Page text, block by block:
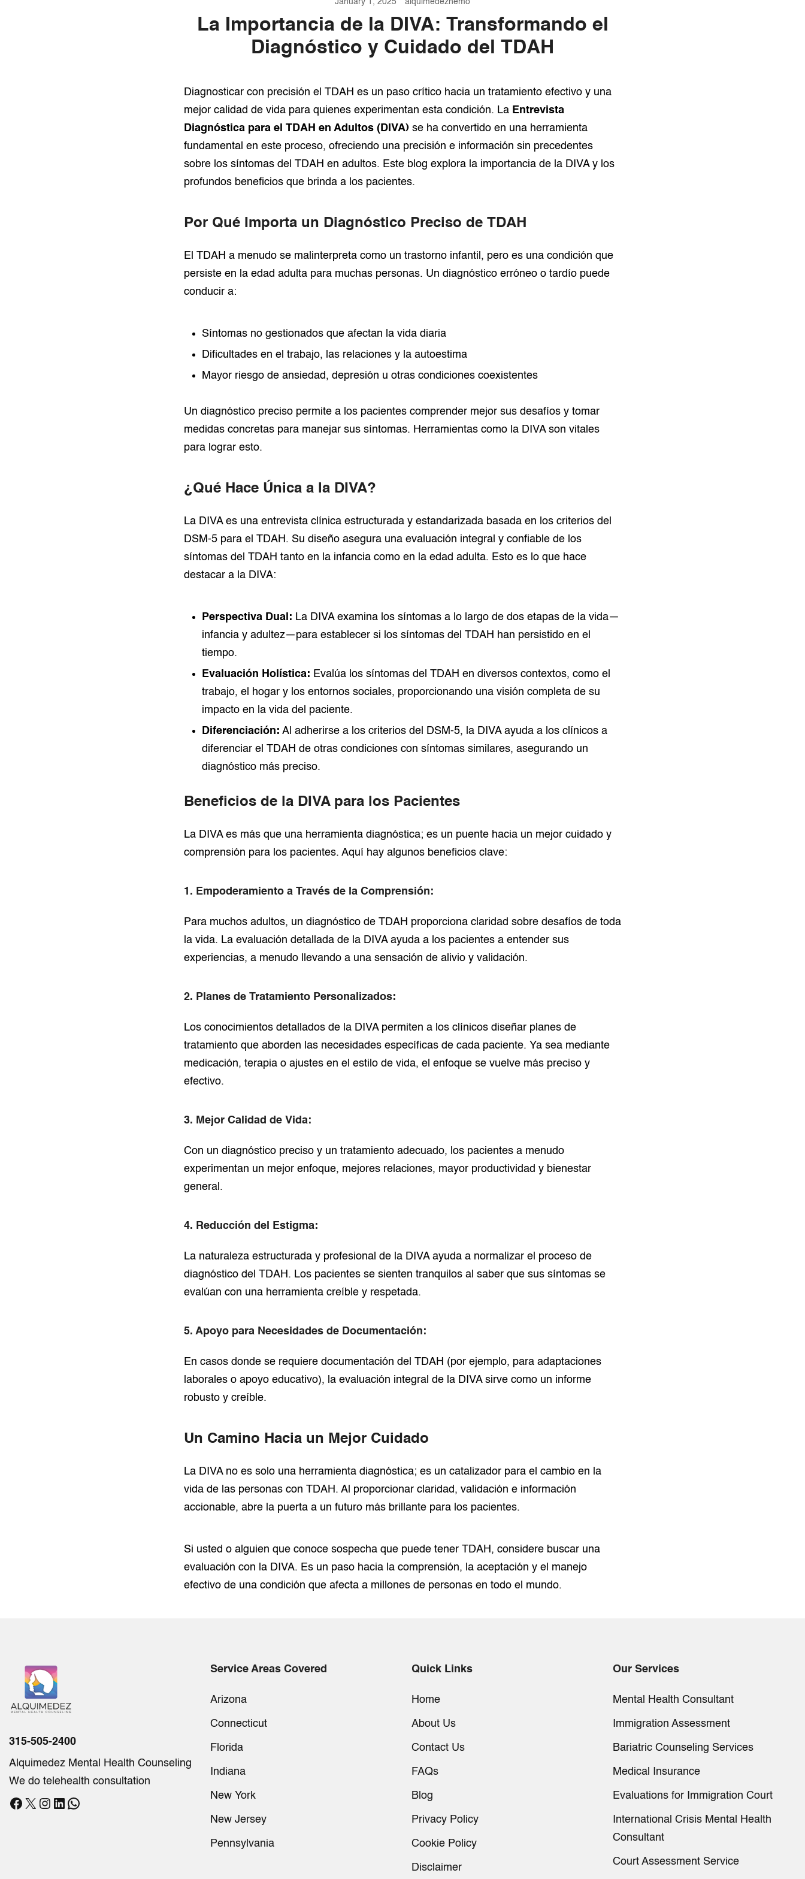
January 1, 2025 alquimedezhemo
La Importancia de la DIVA: Transformando el
Diagnóstico y Cuidado del TDAH
Diagnosticar con precisión el TDAH es un paso crítico hacia un tratamiento efectivo y una
mejor calidad de vida para quienes experimentan esta condición. La Entrevista
Diagnóstica para el TDAH en Adultos (DIVA) se ha convertido en una herramienta
fundamental en este proceso, ofreciendo una precisión e información sin precedentes
sobre los síntomas del TDAH en adultos. Este blog explora la importancia de la DIVA y los
profundos beneficios que brinda a los pacientes.
Por Qué Importa un Diagnóstico Preciso de TDAH
El TDAH a menudo se malinterpreta como un trastorno infantil, pero es una condición que
persiste en la edad adulta para muchas personas. Un diagnóstico erróneo o tardío puede
conducir a:
Síntomas no gestionados que afectan la vida diaria
Dificultades en el trabajo, las relaciones y la autoestima
Mayor riesgo de ansiedad, depresión u otras condiciones coexistentes
Un diagnóstico preciso permite a los pacientes comprender mejor sus desafíos y tomar
medidas concretas para manejar sus síntomas. Herramientas como la DIVA son vitales
para lograr esto.
¿Qué Hace Única a la DIVA?
La DIVA es una entrevista clínica estructurada y estandarizada basada en los criterios del
DSM-5 para el TDAH. Su diseño asegura una evaluación integral y confiable de los
síntomas del TDAH tanto en la infancia como en la edad adulta. Esto es lo que hace
destacar a la DIVA:
Perspectiva Dual: La DIVA examina los síntomas a lo largo de dos etapas de la vida—
infancia y adultez—para establecer si los síntomas del TDAH han persistido en el
tiempo.
Evaluación Holística: Evalúa los síntomas del TDAH en diversos contextos, como el
trabajo, el hogar y los entornos sociales, proporcionando una visión completa de su
impacto en la vida del paciente.
Diferenciación: Al adherirse a los criterios del DSM-5, la DIVA ayuda a los clínicos a
diferenciar el TDAH de otras condiciones con síntomas similares, asegurando un
diagnóstico más preciso.
Beneficios de la DIVA para los Pacientes
La DIVA es más que una herramienta diagnóstica; es un puente hacia un mejor cuidado y
comprensión para los pacientes. Aquí hay algunos beneficios clave:
1. Empoderamiento a Través de la Comprensión:
Para muchos adultos, un diagnóstico de TDAH proporciona claridad sobre desafíos de toda
la vida. La evaluación detallada de la DIVA ayuda a los pacientes a entender sus
experiencias, a menudo llevando a una sensación de alivio y validación.
2. Planes de Tratamiento Personalizados:
Los conocimientos detallados de la DIVA permiten a los clínicos diseñar planes de
tratamiento que aborden las necesidades específicas de cada paciente. Ya sea mediante
medicación, terapia o ajustes en el estilo de vida, el enfoque se vuelve más preciso y
efectivo.
3. Mejor Calidad de Vida:
Con un diagnóstico preciso y un tratamiento adecuado, los pacientes a menudo
experimentan un mejor enfoque, mejores relaciones, mayor productividad y bienestar
general.
4. Reducción del Estigma:
La naturaleza estructurada y profesional de la DIVA ayuda a normalizar el proceso de
diagnóstico del TDAH. Los pacientes se sienten tranquilos al saber que sus síntomas se
evalúan con una herramienta creíble y respetada.
5. Apoyo para Necesidades de Documentación:
En casos donde se requiere documentación del TDAH (por ejemplo, para adaptaciones
laborales o apoyo educativo), la evaluación integral de la DIVA sirve como un informe
robusto y creíble.
Un Camino Hacia un Mejor Cuidado
La DIVA no es solo una herramienta diagnóstica; es un catalizador para el cambio en la
vida de las personas con TDAH. Al proporcionar claridad, validación e información
accionable, abre la puerta a un futuro más brillante para los pacientes.
Si usted o alguien que conoce sospecha que puede tener TDAH, considere buscar una
evaluación con la DIVA. Es un paso hacia la comprensión, la aceptación y el manejo
efectivo de una condición que afecta a millones de personas en todo el mundo.
315-505-2400
Alquimedez Mental Health Counseling
We do telehealth consultation
Facebook
X Instagram
LinkedIn
WhatsApp
Service Areas Covered
Arizona
Connecticut
Florida
Indiana
New York
New Jersey
Pennsylvania
Quick Links
Home
About Us
Contact Us
FAQs
Blog
Privacy Policy
Cookie Policy
Disclaimer
Our Services
Mental Health Consultant
Immigration Assessment
Bariatric Counseling Services
Medical Insurance
Evaluations for Immigration Court
International Crisis Mental Health
Consultant
Court Assessment Service